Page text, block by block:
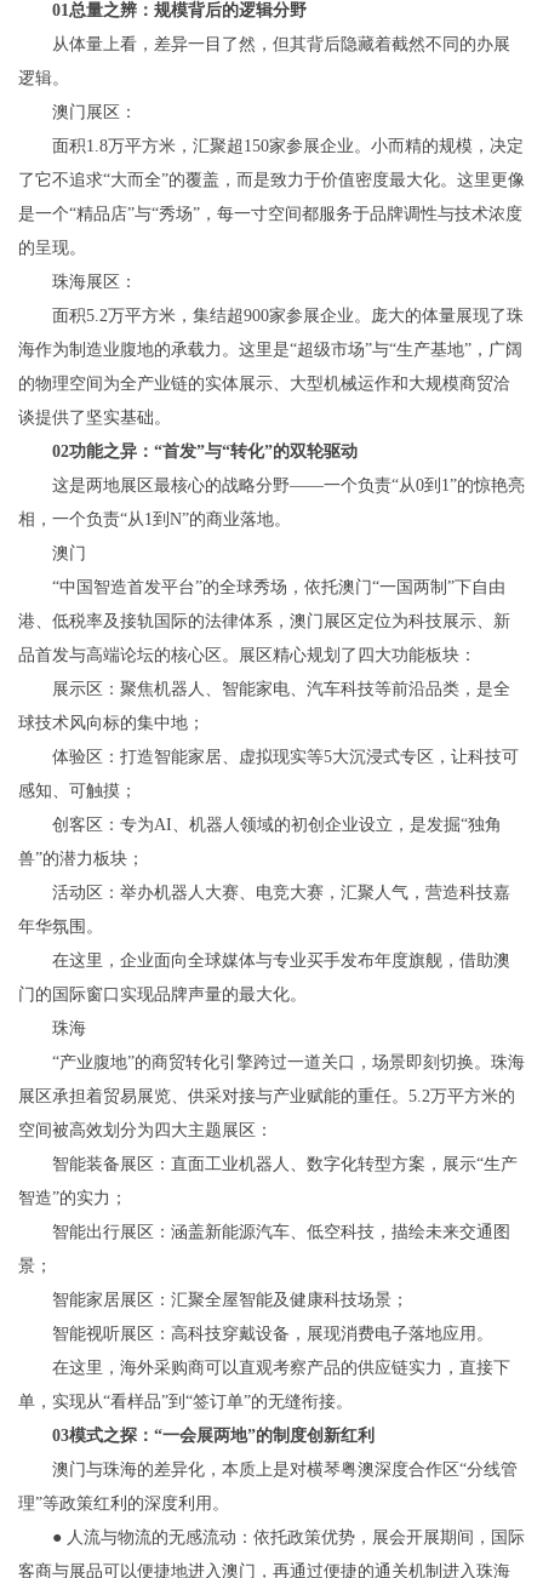
01总量之辨：规模背后的逻辑分野
从体量上看，差异一目了然，但其背后隐藏着截然不同的办展
逻辑。
澳门展区：
面积1.8万平方米，汇聚超150家参展企业。小而精的规模，决定
了它不追求“大而全”的覆盖，而是致力于价值密度最大化。这里更像
是一个“精品店”与“秀场”，每一寸空间都服务于品牌调性与技术浓度
的呈现。
珠海展区：
面积5.2万平方米，集结超900家参展企业。庞大的体量展现了珠
海作为制造业腹地的承载力。这里是“超级市场”与“生产基地”，广阔
的物理空间为全产业链的实体展示、大型机械运作和大规模商贸洽
谈提供了坚实基础。
02功能之异：“首发”与“转化”的双轮驱动
这是两地展区最核心的战略分野——一个负责“从0到1”的惊艳亮
相，一个负责“从1到N”的商业落地。
澳门
“中国智造首发平台”的全球秀场，依托澳门“一国两制”下自由
港、低税率及接轨国际的法律体系，澳门展区定位为科技展示、新
品首发与高端论坛的核心区。展区精心规划了四大功能板块：
展示区：聚焦机器人、智能家电、汽车科技等前沿品类，是全
球技术风向标的集中地；
体验区：打造智能家居、虚拟现实等5大沉浸式专区，让科技可
感知、可触摸；
创客区：专为AI、机器人领域的初创企业设立，是发掘“独角
兽”的潜力板块；
活动区：举办机器人大赛、电竞大赛，汇聚人气，营造科技嘉
年华氛围。
在这里，企业面向全球媒体与专业买手发布年度旗舰，借助澳
门的国际窗口实现品牌声量的最大化。
珠海
“产业腹地”的商贸转化引擎跨过一道关口，场景即刻切换。珠海
展区承担着贸易展览、供采对接与产业赋能的重任。5.2万平方米的
空间被高效划分为四大主题展区：
智能装备展区：直面工业机器人、数字化转型方案，展示“生产
智造”的实力；
智能出行展区：涵盖新能源汽车、低空科技，描绘未来交通图
景；
智能家居展区：汇聚全屋智能及健康科技场景；
智能视听展区：高科技穿戴设备，展现消费电子落地应用。
在这里，海外采购商可以直观考察产品的供应链实力，直接下
单，实现从“看样品”到“签订单”的无缝衔接。
03模式之探：“一会展两地”的制度创新红利
澳门与珠海的差异化，本质上是对横琴粤澳深度合作区“分线管
理”等政策红利的深度利用。
● 人流与物流的无感流动：依托政策优势，展会开展期间，国际
客商与展品可以便捷地进入澳门，再通过便捷的通关机制进入珠海